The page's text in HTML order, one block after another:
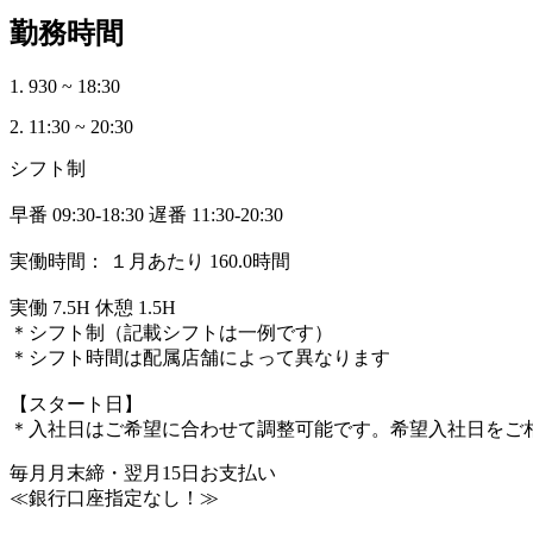
勤務時間
1. 930 ~ 18:30
2. 11:30 ~ 20:30
シフト制
早番 09:30-18:30 遅番 11:30-20:30
実働時間： １月あたり 160.0時間
実働 7.5H 休憩 1.5H
＊シフト制（記載シフトは一例です）
＊シフト時間は配属店舗によって異なります
【スタート日】
＊入社日はご希望に合わせて調整可能です。希望入社日をご
毎月月末締・翌月15日お支払い
≪銀行口座指定なし！≫